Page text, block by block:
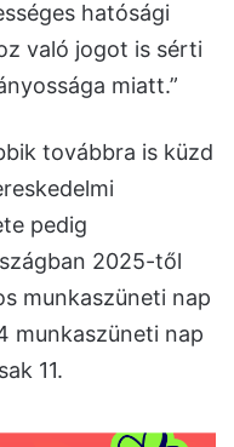
hatósági
való jogot is sérti
miatt.”
továbbra is küzd
pedig
2025-től
munkaszüneti nap
munkaszüneti nap
11.